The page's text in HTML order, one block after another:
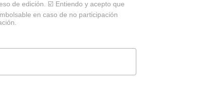
de edición. ☑️ Entiendo y acepto que
en caso de no participación